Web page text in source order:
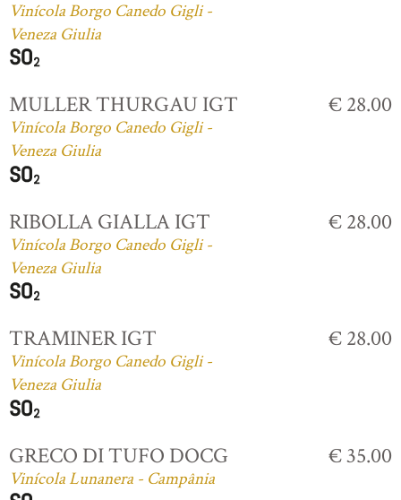
Vinícola Borgo Canedo Gigli -
Veneza Giulia
MULLER THURGAU IGT
Vinícola Borgo Canedo Gigli -
Veneza Giulia
€ 28.00
RIBOLLA GIALLA IGT
Vinícola Borgo Canedo Gigli -
Veneza Giulia
€ 28.00
TRAMINER IGT
Vinícola Borgo Canedo Gigli -
Veneza Giulia
€ 28.00
GRECO DI TUFO DOCG
Vinícola Lunanera - Campânia
€ 35.00